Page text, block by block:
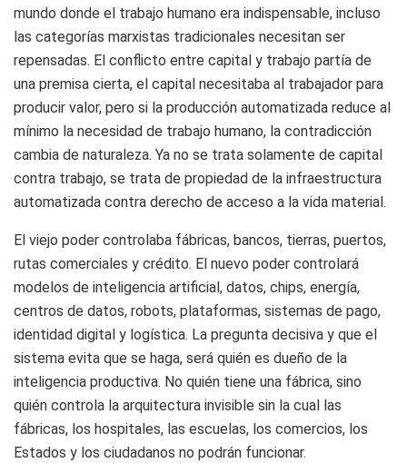
mundo donde el trabajo humano era indispensable, incluso
las categorías marxistas tradicionales necesitan ser
repensadas. El conflicto entre capital y trabajo partía de
una premisa cierta, el capital necesitaba al trabajador para
producir valor, pero si la producción automatizada reduce al
mínimo la necesidad de trabajo humano, la contradicción
cambia de naturaleza. Ya no se trata solamente de capital
contra trabajo, se trata de propiedad de la infraestructura
automatizada contra derecho de acceso a la vida material.
El viejo poder controlaba fábricas, bancos, tierras, puertos,
rutas comerciales y crédito. El nuevo poder controlará
modelos de inteligencia artificial, datos, chips, energía,
centros de datos, robots, plataformas, sistemas de pago,
identidad digital y logística. La pregunta decisiva y que el
sistema evita que se haga, será quién es dueño de la
inteligencia productiva. No quién tiene una fábrica, sino
quién controla la arquitectura invisible sin la cual las
fábricas, los hospitales, las escuelas, los comercios, los
Estados y los ciudadanos no podrán funcionar.